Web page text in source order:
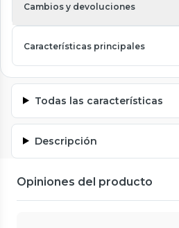
Cambios y devoluciones
Características principales
Todas las características
Descripción
Opiniones del producto